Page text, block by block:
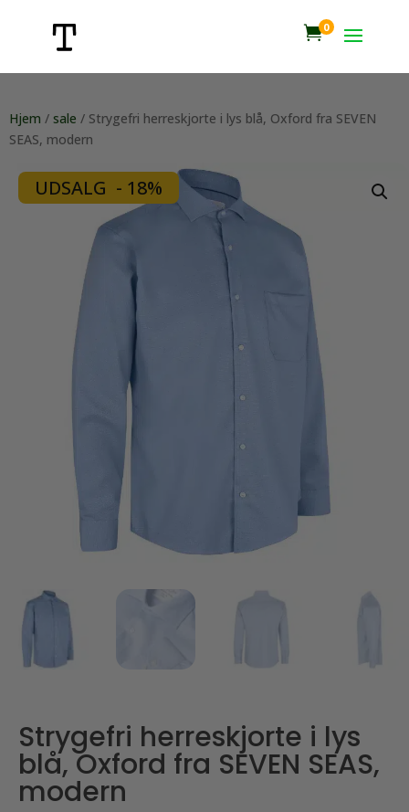
0
Hjem / sale / Strygefri herreskjorte i lys blå, Oxford fra SEVEN
SEAS, modern
UDSALG - 18%
Strygefri herreskjorte i lys
blå, Oxford fra SEVEN SEAS,
modern